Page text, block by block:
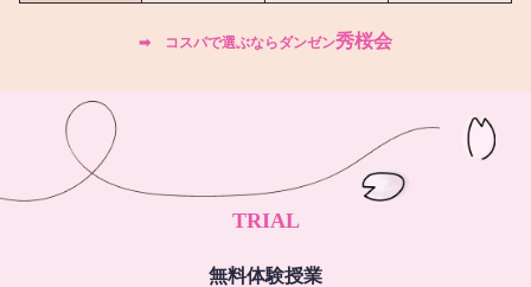
➡︎ コスパで選ぶならダンゼン秀桜会
TRIAL
無料体験授業